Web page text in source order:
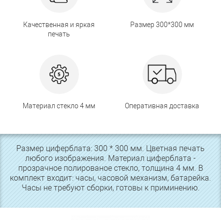
Качественная и яркая
печать
Размер 300*300 мм
Материал стекло 4 мм Оперативная доставка
Размер циферблата: 300 * 300 мм. Цветная печать
любого изображения. Материал циферблата -
прозрачное полированое стекло, толщина 4 мм. В
комплект входит: часы, часовой механизм, батарейка.
Часы не требуют сборки, готовы к приминению.